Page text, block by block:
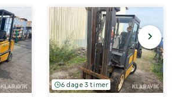
6 dage 3 timer